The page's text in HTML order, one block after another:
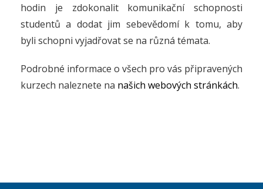
hodin je zdokonalit komunikační schopnosti
studentů a dodat jim sebevědomí k tomu, aby
byli schopni vyjadřovat se na různá témata.
Podrobné informace o všech pro vás připravených
kurzech naleznete na našich webových stránkách.